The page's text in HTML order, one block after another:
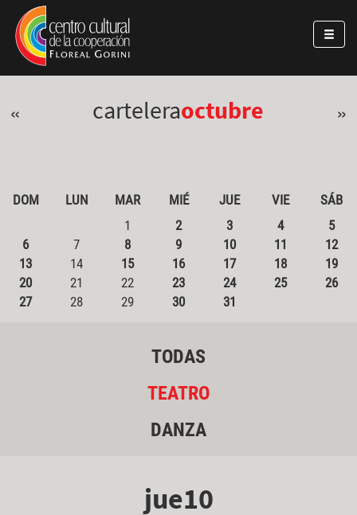
Pasar al contenido principal
Jump to main content
« carteleraoctubre »
DOM LUN MAR MIÉ JUE VIE
SÁB
1
2 3 4
5
6
7 8 9 10 11
12
13
14 15 16 17 18
19
20
21 22 23 24 25
26
27
28 29 30 31
TODAS
TEATRO
DANZA
jue10